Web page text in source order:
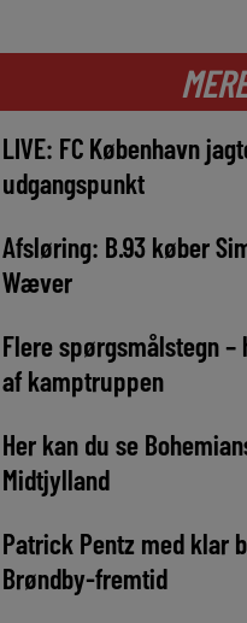
LIVE: FC København
udgangspunkt
Afsløring: B.93 køber
Wæver
Flere spørgsmålstegn –
af kamptruppen
Her kan du se
Midtjylland
Patrick Pentz med klar
Brøndby-fremtid